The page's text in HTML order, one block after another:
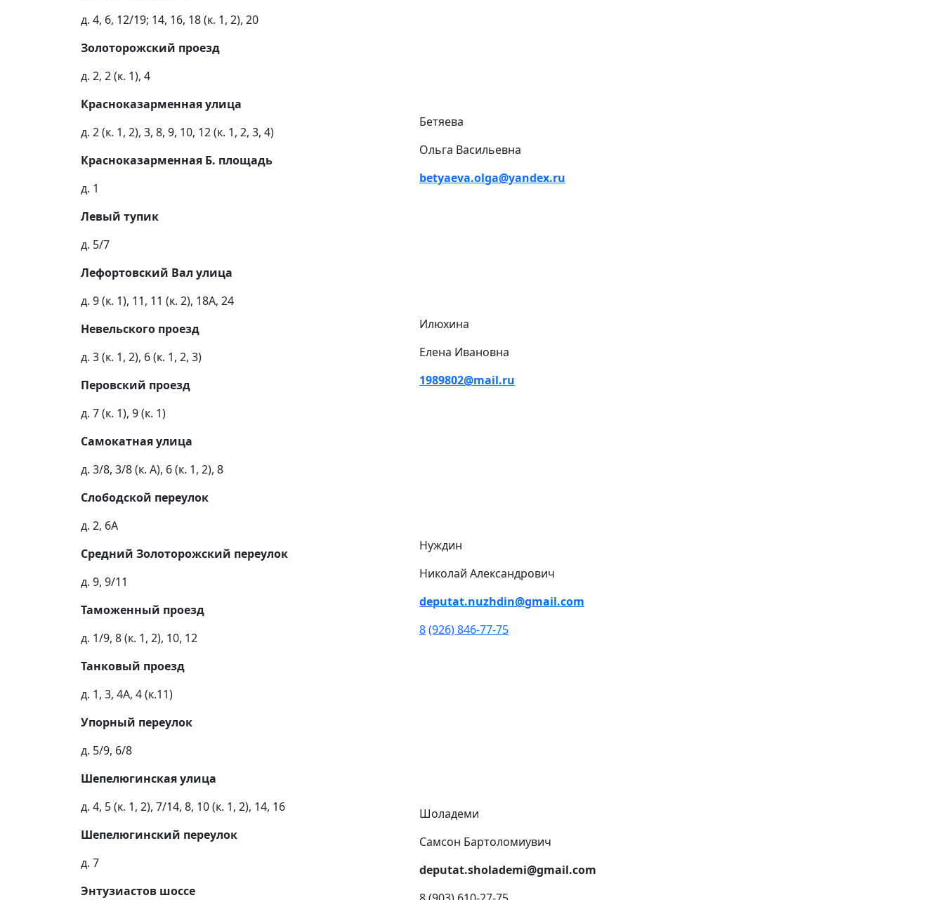
д. 4, 6, 12/19; 14, 16, 18 (к. 1, 2), 20
Золоторожский проезд
д. 2, 2 (к. 1), 4
Красноказарменная улица
д. 2 (к. 1, 2), 3, 8, 9, 10, 12 (к. 1, 2, 3, 4)
Красноказарменная Б. площадь
д. 1
Левый тупик
д. 5/7
Лефортовский Вал улица
д. 9 (к. 1), 11, 11 (к. 2), 18А, 24
Невельского проезд
д. 3 (к. 1, 2), 6 (к. 1, 2, 3)
Перовский проезд
д. 7 (к. 1), 9 (к. 1)
Самокатная улица
д. 3/8, 3/8 (к. А), 6 (к. 1, 2), 8
Слободской переулок
д. 2, 6А
Средний Золоторожский переулок
д. 9, 9/11
Таможенный проезд
д. 1/9, 8 (к. 1, 2), 10, 12
Танковый проезд
д. 1, 3, 4А, 4 (к.11)
Упорный переулок
д. 5/9, 6/8
Шепелюгинская улица
д. 4, 5 (к. 1, 2), 7/14, 8, 10 (к. 1, 2), 14, 16
Шепелюгинский переулок
д. 7
Энтузиастов шоссе
Бетяева
Ольга Васильевна
betyaeva.olga@yandex.ru
Илюхина
Елена Ивановна
1989802@mail.ru
Нуждин
Николай Александрович
deputat.nuzhdin@gmail.com
8(926) 846-77-75
Шоладеми
Самсон Бартоломиувич
deputat.sholademi@gmail.com